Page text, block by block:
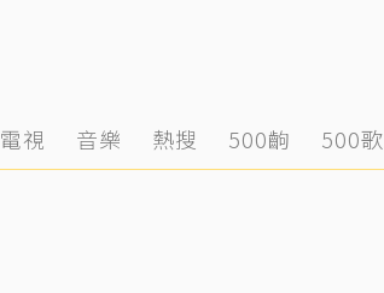
電視 音樂 熱搜 500齣 500歌